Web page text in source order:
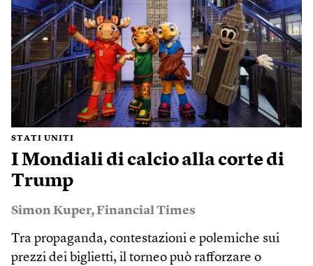
STATI UNITI
I Mondiali di calcio alla corte di
Trump
Simon Kuper,Financial Times
Tra propaganda, contestazioni e polemiche sui
prezzi dei biglietti, il torneo può rafforzare o